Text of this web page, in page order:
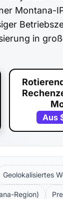
Montana-
in
Aus
Geolokalisiertes
Region)